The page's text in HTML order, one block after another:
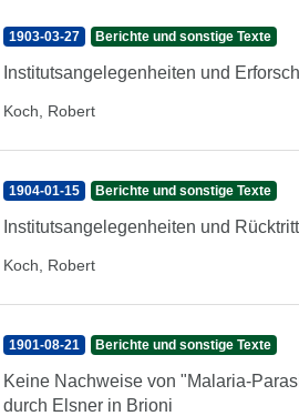
1903-03-27 Berichte und sonstige Texte
Institutsangelegenheiten und
Koch, Robert
1904-01-15 Berichte und sonstige Texte
Institutsangelegenheiten und
Koch, Robert
1901-08-21 Berichte und sonstige Texte
Keine Nachweise von "Malaria-
durch Elsner in Brioni